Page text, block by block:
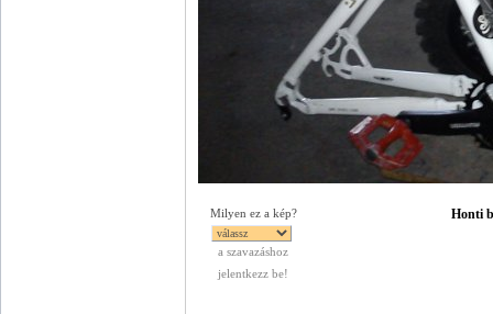
Milyen ez a kép?
a szavazáshoz
jelentkezz be!
Honti